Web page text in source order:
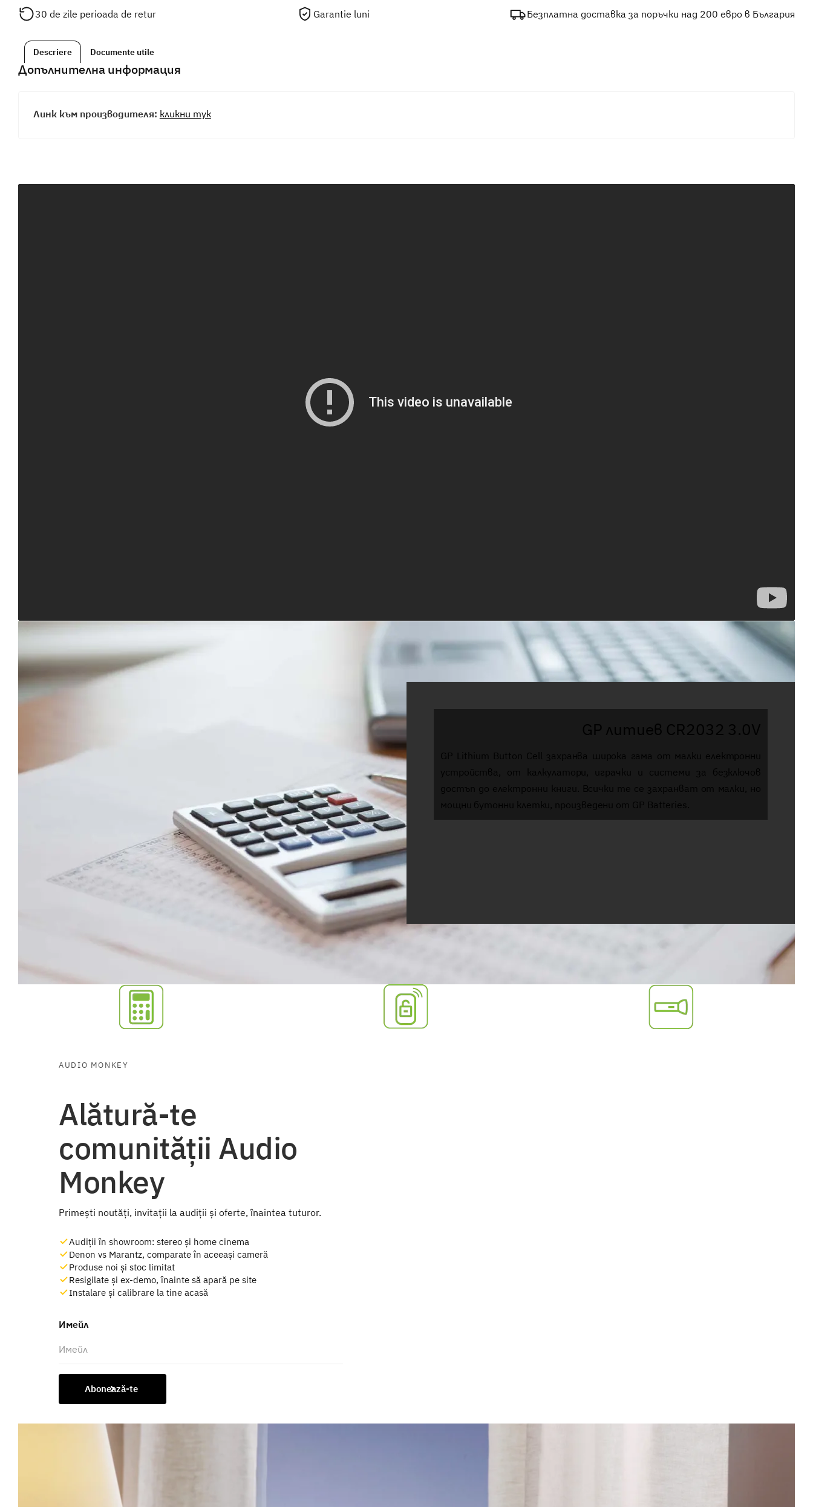
30 de zile perioada de retur Garantie luni Безплатна доставка за поръчки над 200 евро в България
Descriere Documente utile
Допълнителна информация
Линк към производителя: кликни тук
GP литиев CR2032 3.0V
GP Lithium Button Cell захранва широка гама от малки електронни
устройства, от калкулатори, играчки и системи за безключов
достъп до електронни книги. Всички те се захранват от малки, но
мощни бутонни клетки, произведени от GP Batteries.
AUDIO MONKEY
Alătură-te
comunității Audio
Monkey
Primești noutăți, invitații la audiții și oferte, înaintea tuturor.
Audiții în showroom: stereo și home cinema
Denon vs Marantz, comparate în aceeași cameră
Produse noi și stoc limitat
Resigilate și ex-demo, înainte să apară pe site
Instalare și calibrare la tine acasă
Имейл
Abonează-te